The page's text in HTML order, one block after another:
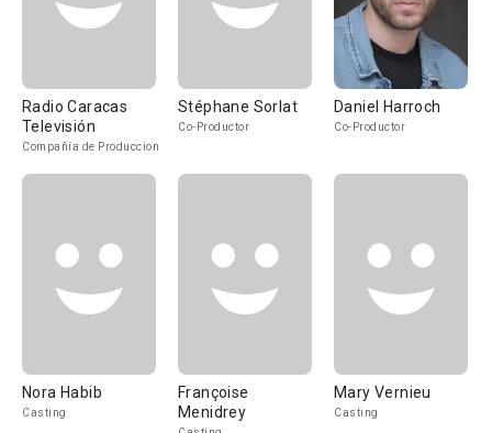
Radio Caracas
Televisión
Compañía de Produccion
Stéphane Sorlat
Co-Productor
Daniel Harroch
Co-Productor
Nora Habib
Casting
Françoise
Menidrey
Mary Vernieu
Casting